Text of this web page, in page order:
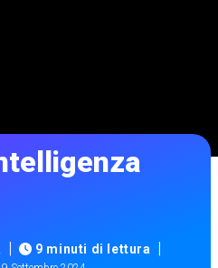
| 9 minuti di lettura |